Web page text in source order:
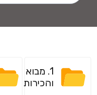
1. מבוא
והכירות